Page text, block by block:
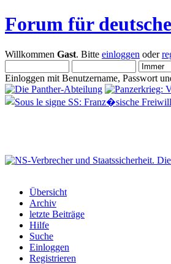
Forum für
Willkommen Gast. Bitte einloggen oder
Einloggen mit Benutzername, Passwort
Übersicht
Archiv
letzte Beiträge
Hilfe
Suche
Einloggen
Registrieren